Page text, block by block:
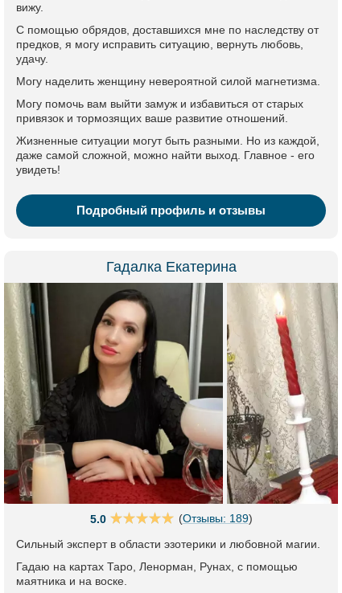
вижу.
С помощью обрядов, доставшихся мне по наследству от
предков, я могу исправить ситуацию, вернуть любовь,
удачу.
Могу наделить женщину невероятной силой магнетизма.
Могу помочь вам выйти замуж и избавиться от старых
привязок и тормозящих ваше развитие отношений.
Жизненные ситуации могут быть разными. Но из каждой,
даже самой сложной, можно найти выход. Главное - его
увидеть!
Подробный профиль и отзывы
Гадалка Екатерина
5.0 (Отзывы: 189)
Сильный эксперт в области эзотерики и любовной магии.
Гадаю на картах Таро, Ленорман, Рунах, с помощью
маятника и на воске.